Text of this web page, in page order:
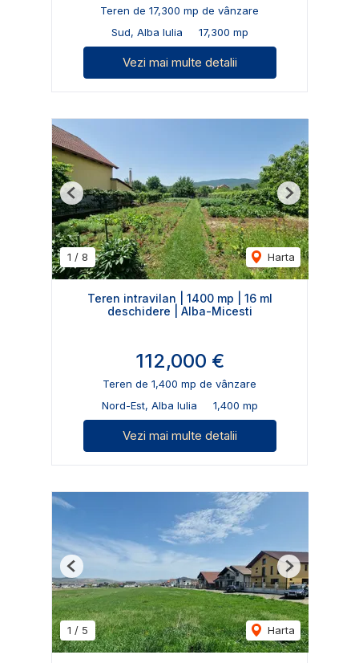
Teren de 17,300 mp de vânzare
Sud, Alba Iulia
17,300 mp
Vezi mai multe detalii
1 / 8 Harta
Previous Next
Teren intravilan | 1400 mp | 16 ml
deschidere | Alba-Micesti
112,000 €
Teren de 1,400 mp de vânzare
Nord-Est, Alba Iulia
1,400 mp
Vezi mai multe detalii
1 / 5 Harta
Previous Next